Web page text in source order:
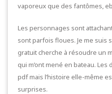
vaporeux que des fantômes,
Les personnages sont
sont parfois floues. Je me suis
gratuit cherche à résoudre un
qui m’ont mené en bateau.
pdf mais l’histoire elle-même
surprises.